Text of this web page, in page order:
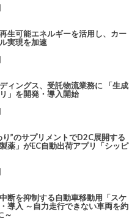
生可能エネルギーを活用し、カー
実現を加速
ィングス、受託物流業務に 「生成
」を開発・導入開始
り”のサプリメントでD2C展開する
薬」がEC自動出荷アプリ「シッピ
断を抑制する自動車移動用「スケ
導入 ～自力走行できない車両を約
～